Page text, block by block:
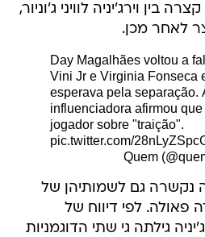
בין וירג'יניה לוויני ג'וניור,
לאחר מכן.
Day Magalhães voltou a
Vini Jr e Virginia Fonseca
esperava pela separação.
influenciadora afirmou
jogador sobre "traição".
pic.twitter.com/
נקשרה גם לשמותיהן של
פאולה. לפי דיווח של
גילתה גי שתי הדוגמניות